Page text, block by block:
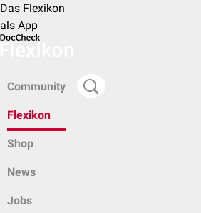
Das Flexikon
als App
Community
Flexikon
Shop
News
Jobs